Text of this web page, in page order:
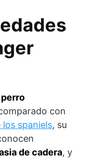
con
spaniels, su
de cadera, y